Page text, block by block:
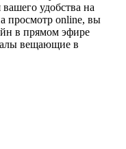
удобства на
просмотр online, вы
в прямом эфире
вещающие в